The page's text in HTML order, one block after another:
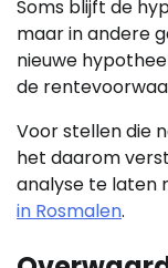
Soms blijft de
maar in andere
nieuwe
de
Voor stellen die
het daarom
analyse te laten
in Rosmalen.